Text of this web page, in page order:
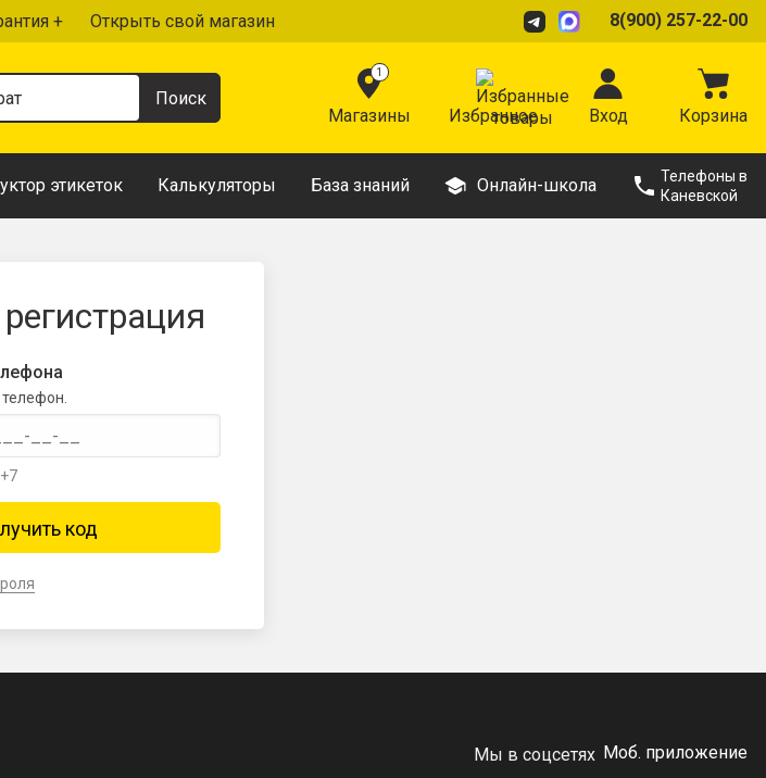
+ Открыть свой магазин 8(900) 257-22-00
1
Магазины Избранное Вход Корзина
этикеток Калькуляторы База знаний Онлайн-школа
Телефоны в
Каневской
Мы в соцсетях Моб. приложение